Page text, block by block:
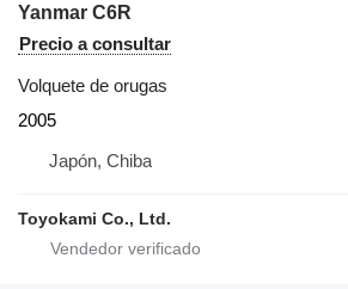
Yanmar C6R
Precio a consultar
Volquete de orugas
2005
Japón, Chiba
Toyokami Co., Ltd.